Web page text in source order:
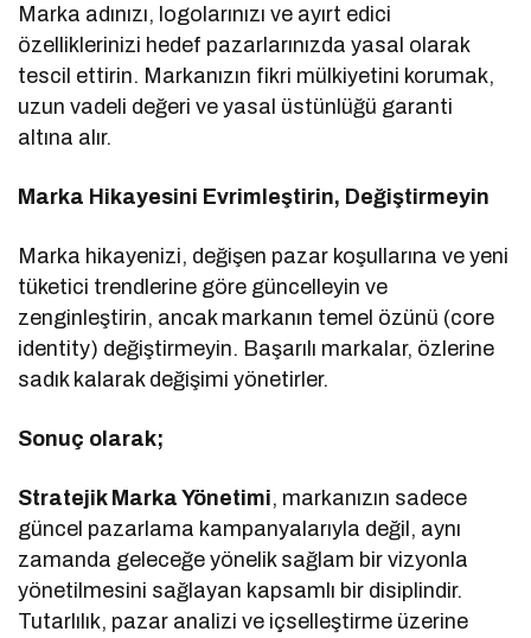
Marka adınızı, logolarınızı ve ayırt edici
özelliklerinizi hedef pazarlarınızda yasal olarak
tescil ettirin. Markanızın fikri mülkiyetini korumak,
uzun vadeli değeri ve yasal üstünlüğü garanti
altına alır.
Marka Hikayesini Evrimleştirin, Değiştirmeyin
Marka hikayenizi, değişen pazar koşullarına ve yeni
tüketici trendlerine göre güncelleyin ve
zenginleştirin, ancak markanın temel özünü (core
identity) değiştirmeyin. Başarılı markalar, özlerine
sadık kalarak değişimi yönetirler.
Sonuç olarak;
Stratejik Marka Yönetimi, markanızın sadece
güncel pazarlama kampanyalarıyla değil, aynı
zamanda geleceğe yönelik sağlam bir vizyonla
yönetilmesini sağlayan kapsamlı bir disiplindir.
Tutarlılık, pazar analizi ve içselleştirme üzerine